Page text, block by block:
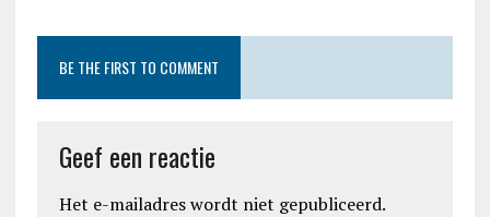
BE THE FIRST TO COMMENT
Geef een reactie
Het e-mailadres wordt niet gepubliceerd.